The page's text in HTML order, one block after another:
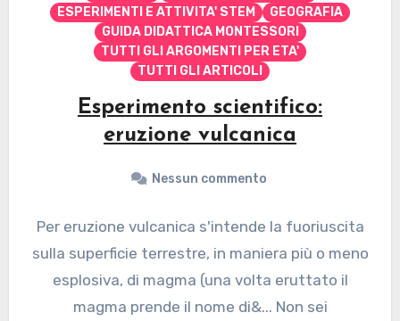
ESPERIMENTI E ATTIVITA' STEM
GEOGRAFIA
GUIDA DIDATTICA MONTESSORI
TUTTI GLI ARGOMENTI PER ETA'
TUTTI GLI ARTICOLI
Esperimento scientifico:
eruzione vulcanica
Nessun commento
Per eruzione vulcanica s'intende la fuoriuscita
sulla superficie terrestre, in maniera più o meno
esplosiva, di magma (una volta eruttato il
magma prende il nome di&... Non sei